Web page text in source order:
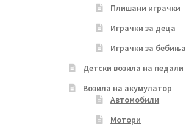
Плишани играчки
Играчки за деца
Играчки за бебиња
Детски возила на педали
Возила на акумулатор
Автомобили
Мотори